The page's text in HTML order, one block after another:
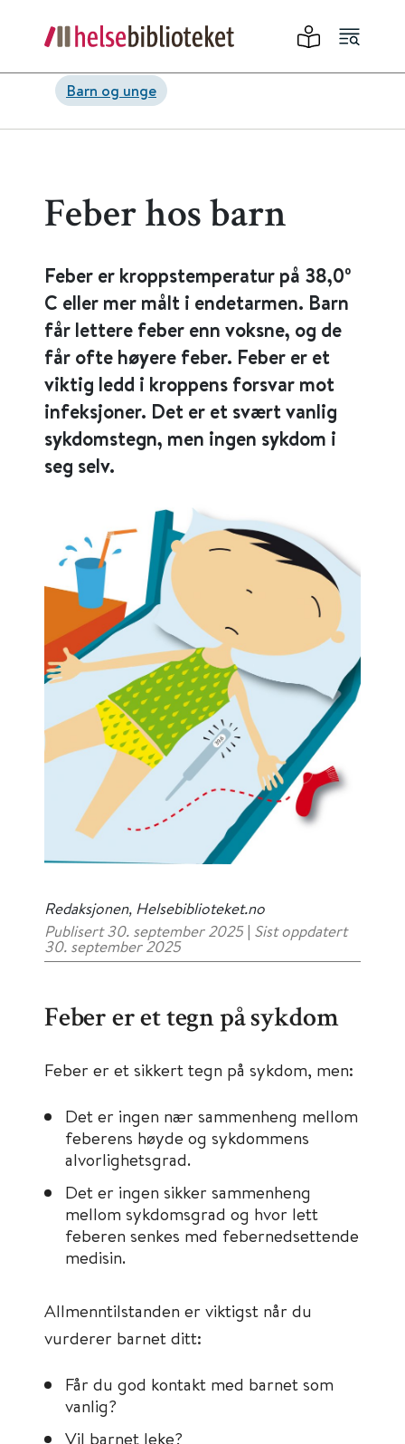
Barn og unge
Feber hos barn
Feber er kroppstemperatur på 38,0º
C eller mer målt i endetarmen. Barn
får lettere feber enn voksne, og de
får ofte høyere feber. Feber er et
viktig ledd i kroppens forsvar mot
infeksjoner. Det er et svært vanlig
sykdomstegn, men ingen sykdom i
seg selv.
Redaksjonen, Helsebiblioteket.no
Publisert 30. september 2025 | Sist oppdatert
30. september 2025
Feber er et tegn på sykdom
Feber er et sikkert tegn på sykdom, men:
Det er ingen nær sammenheng mellom
feberens høyde og sykdommens
alvorlighetsgrad.
Det er ingen sikker sammenheng
mellom sykdomsgrad og hvor lett
feberen senkes med febernedsettende
medisin.
Allmenntilstanden er viktigst når du
vurderer barnet ditt:
Får du god kontakt med barnet som
vanlig?
Vil barnet leke?